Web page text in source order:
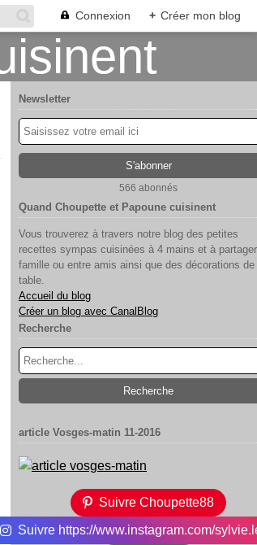
Connexion + Créer mon blog
Newsletter
566 abonnés
Quand Choupette et Papoune cuisinent
Vous trouverez à travers notre blog des petites
recettes sympas cuisinées à 4 mains et à
famille ou entre amis ainsi que des décorations de
table.
Accueil du blog
Créer un blog avec CanalBlog
Recherche
article Vosges-matin 11-2016
Suivre Choupette88
Suivre https://www.instagram.com/